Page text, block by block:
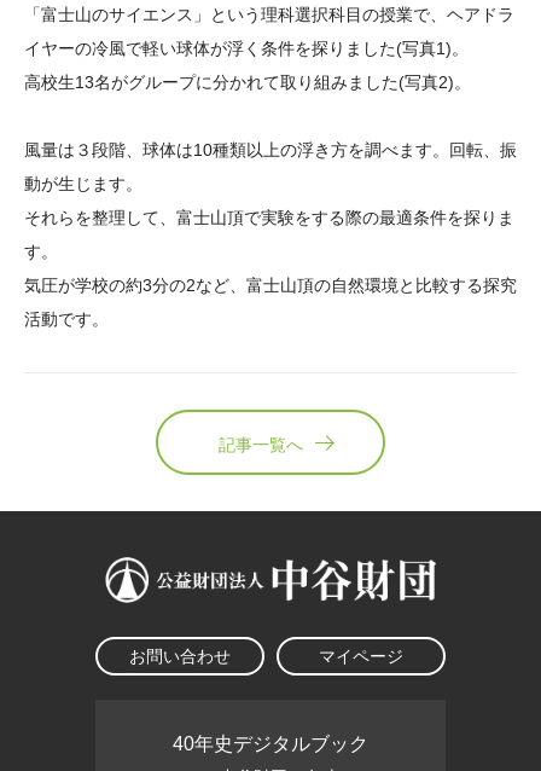
「富士山のサイエンス」という理科選択科目の授業で、ヘアドラ
イヤーの冷風で軽い球体が浮く条件を探りました(写真1)。
高校生13名がグループに分かれて取り組みました(写真2)。
風量は３段階、球体は10種類以上の浮き方を調べます。回転、振
動が生じます。
それらを整理して、富士山頂で実験をする際の最適条件を探りま
す。
気圧が学校の約3分の2など、富士山頂の自然環境と比較する探究
活動です。
記事一覧へ
お問い合わせ マイページ
40年史デジタルブック